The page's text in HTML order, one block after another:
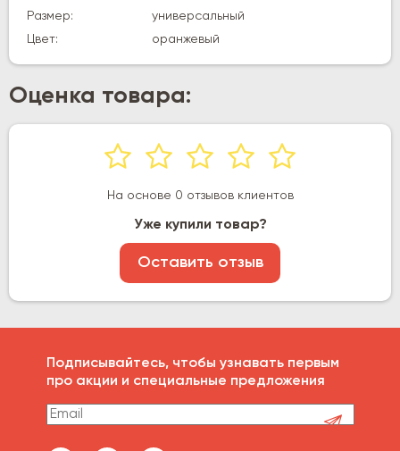
Размер:
универсальный
Цвет:
оранжевый
Оценка товара:
На основе 0 отзывов клиентов
Уже купили товар?
Оставить отзыв
Подписывайтесь, чтобы узнавать первым
про акции и специальные предложения